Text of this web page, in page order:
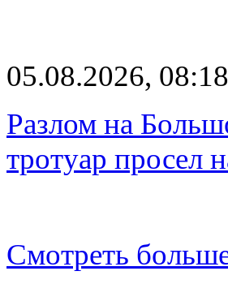
05.08.2026, 08:18
Разлом на
тротуар просел
Смотреть